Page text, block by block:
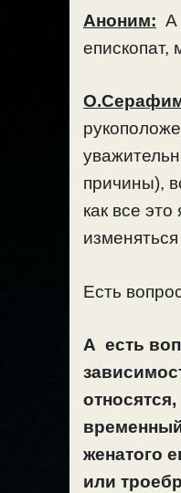
Аноним: А
причины),
как все
Есть
А есть
женатого
или